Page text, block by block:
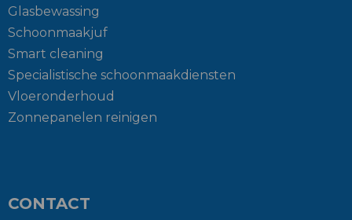
Glasbewassing
Schoonmaakjuf
Smart cleaning
Specialistische schoonmaakdiensten
Vloeronderhoud
Zonnepanelen reinigen
CONTACT